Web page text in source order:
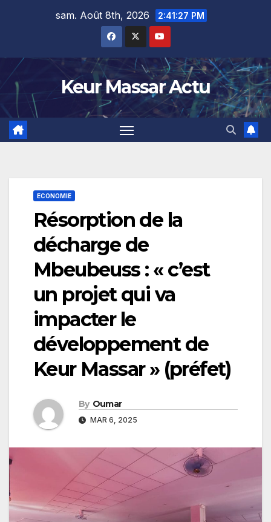
sam. Août 8th, 2026 2:41:27 PM
Keur Massar Actu
ECONOMIE
Résorption de la
décharge de
Mbeubeuss : « c’est
un projet qui va
impacter le
développement de
Keur Massar » (préfet)
By Oumar
MAR 6, 2025